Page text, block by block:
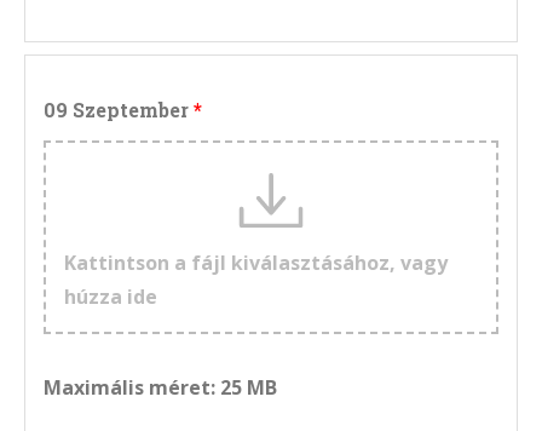
09 Szeptember
Kattintson a fájl kiválasztásához, vagy
húzza ide
Maximális méret: 25 MB